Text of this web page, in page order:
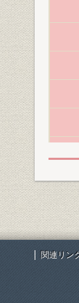
関連リン